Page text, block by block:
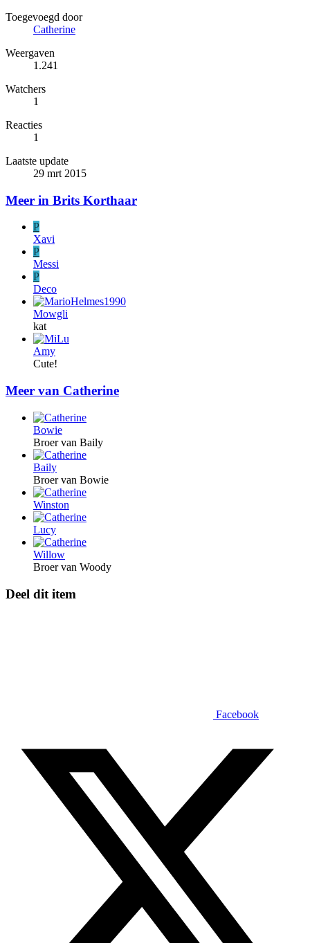
Toegevoegd door
Catherine
Weergaven
1.241
Watchers
1
Reacties
1
Laatste update
29 mrt 2015
Meer in Brits Korthaar
P
Xavi
P
Messi
P
Deco
Mowgli
kat
Amy
Cute!
Meer van Catherine
Bowie
Broer van Baily
Baily
Broer van Bowie
Winston
Lucy
Willow
Broer van Woody
Deel dit item
Facebook